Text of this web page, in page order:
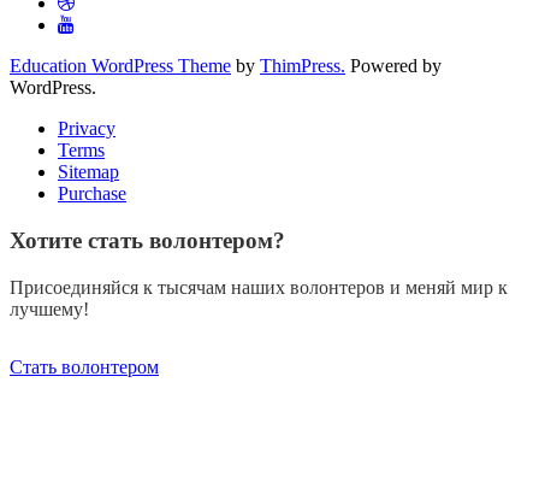
Education WordPress Theme by ThimPress. Powered by
WordPress.
Privacy
Terms
Sitemap
Purchase
Хотите стать волонтером?
Присоединяйся к тысячам наших волонтеров и меняй мир к
лучшему!
Стать волонтером